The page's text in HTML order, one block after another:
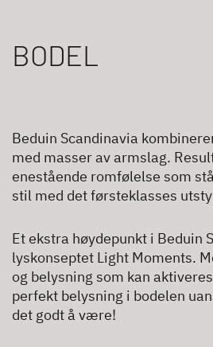
BODEL
Beduin Scandinavia
med masser av armslag.
enestående romfølelse som
stil med det førsteklasses
Et ekstra høydepunkt i Beduin
lyskonseptet Light Moments.
og belysning som kan
perfekt belysning i bodelen
det godt å være!